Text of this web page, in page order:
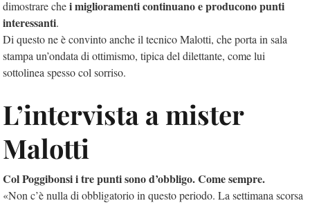
dimostrare chei miglioramenti continuano e producono punti
interessanti.
Di questo ne è convinto anche il tecnico Malotti, che porta in sala
stampa un’ondata di ottimismo, tipica del dilettante, come lui
sottolinea spesso col sorriso.
L’intervista a mister
Malotti
Col Poggibonsi i tre punti sono d’obbligo. Come sempre.
«Non c’è nulla di obbligatorio in questo periodo. La settimana scorsa